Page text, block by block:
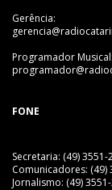
Gerência:
Programador Musical:
FONE
Secretaria: (49) 3551-
Comunicadores: (49)
Jornalismo: (49)